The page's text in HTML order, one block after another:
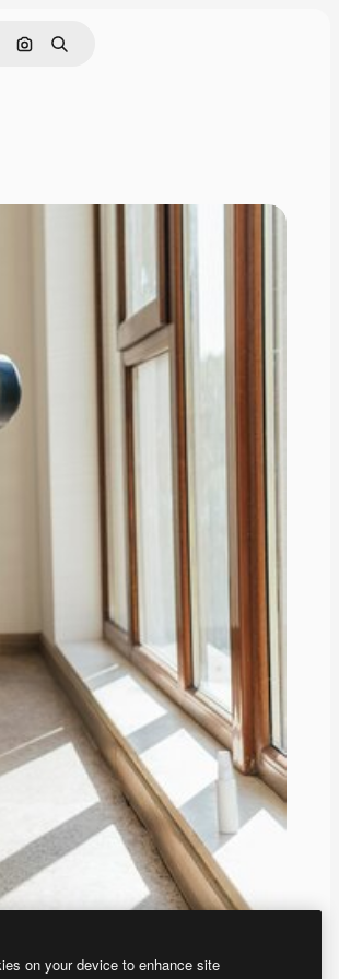
画像で検索
検索
on your device to enhance site